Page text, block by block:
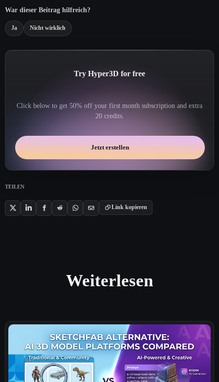
War dieser Beitrag hilfreich?
Ja Nicht wirklich
Try Hyper3D for free
Click below to get 50% off your first month subscription and extra
20 credits.
Jetzt erstellen
TEILEN
Link kopieren
Weiterlesen